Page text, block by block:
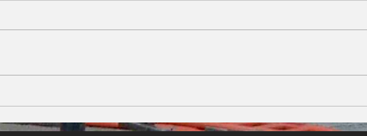
ヴァシリー・ペトレンコ指揮
ロイヤル・フィルハーモニー
ロ
ル